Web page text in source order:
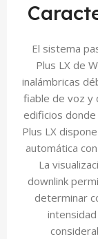
El sistema
Plus LX de
inalámbricas
fiable de voz y
edificios
Plus LX
automática
La
downlink
determinar